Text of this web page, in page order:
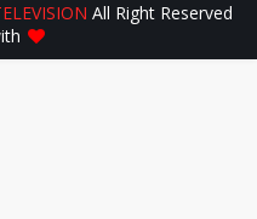
All Right Reserved